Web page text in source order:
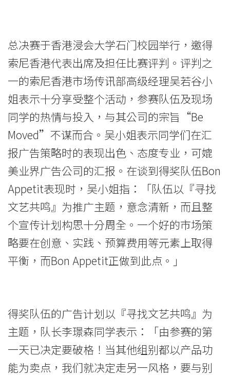
院
消
息
国
际
学
院
香
港
会
大
学
总决赛于香港浸会大学石门校园举行，邀得
索尼香港代表出席及担任比赛评判。评判之
一的索尼香港市场传讯部高级经理吴若谷小
姐表示十分享受整个活动，参赛队伍及现场
同学的热情与投入，与其公司的宗旨“Be
Moved”不谋而合。吴小姐表示同学们在汇
报广告策略时的表现出色、态度专业，可媲
美业界广告公司的汇报。在谈到得奖队伍Bon
Appetit表现时，吴小姐指：「队伍以『寻找
文艺共鸣』为推广主题，意念清新，而且整
个宣传计划构思十分周全。一个好的市场策
略要在创意、实践、预算费用等元素上取得
平衡，而Bon Appetit正做到此点。」
得奖队伍的广告计划以『寻找文艺共鸣』为
主题，队长李璟森同学表示：「由参赛的第
一天已决定要破格！当其他组别都以产品功
能为卖点，我们就决定走另一风格，要与别